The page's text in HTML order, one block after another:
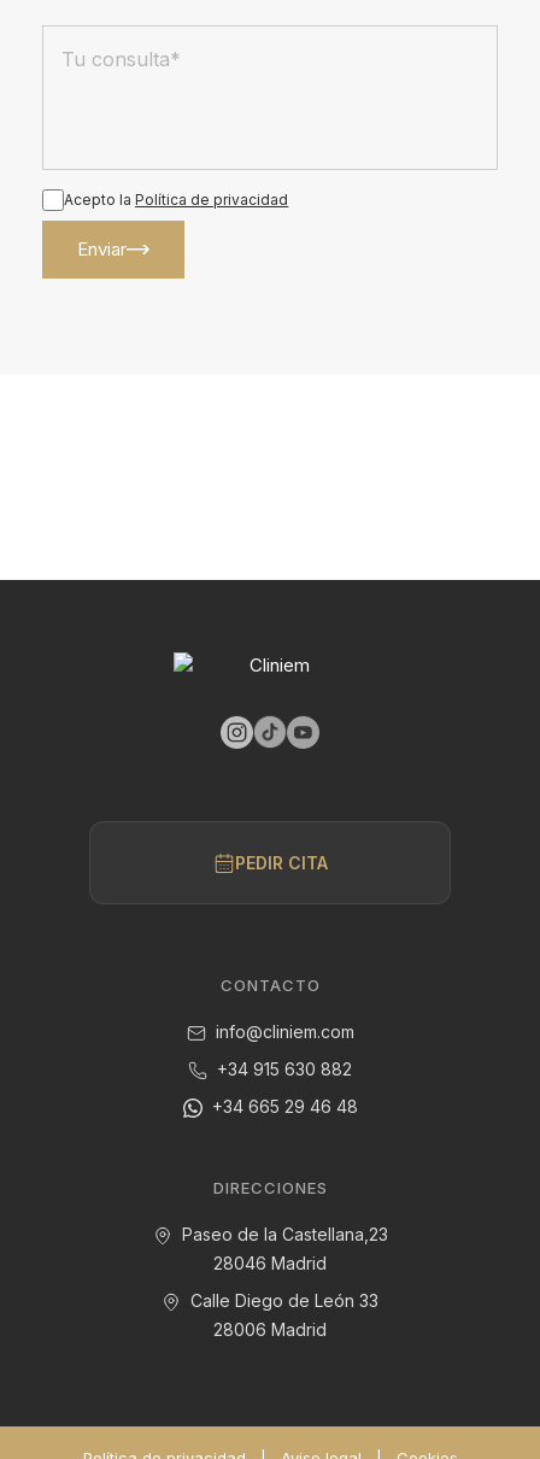
Acepto laPolítica de privacidad
Enviar
PEDIR CITA
CONTACTO
info@cliniem.com
+34 915 630 882
+34 665 29 46 48
DIRECCIONES
Paseo de la Castellana,23
28046 Madrid
Calle Diego de León 33
28006 Madrid